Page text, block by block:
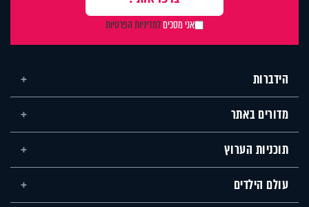
אני מסכיםלמדיניות הפרטיות
הידברות
מדורים באתר
תוכניות הערוץ
עולם הילדים